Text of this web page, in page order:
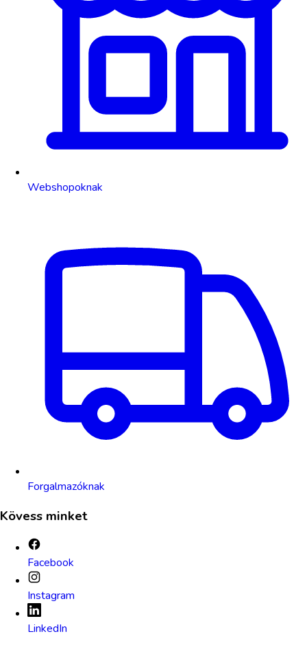
Webshopoknak
Forgalmazóknak
Kövess minket
Facebook
Instagram
LinkedIn